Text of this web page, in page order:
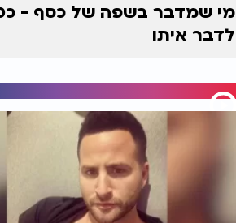
מי שמדבר בשפה של כסף -
לדבר איתו